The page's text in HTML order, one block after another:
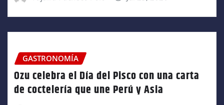
GASTRONOMÍA
Ozu celebra el Día del Pisco con una carta
de coctelería que une Perú y Asia